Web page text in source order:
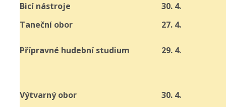
Bicí nástroje
30. 4.
Taneční obor
27. 4.
Přípravné hudební studium 29. 4.
Výtvarný obor
30. 4.